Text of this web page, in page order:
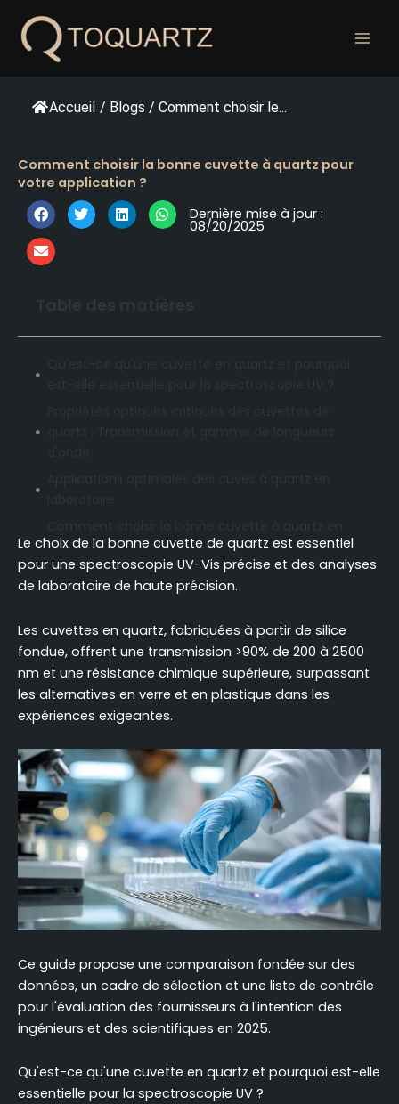
content
Accueil / Blogs / Comment choisir le...
Comment choisir la bonne cuvette à quartz pour
votre application ?
Dernière mise à jour :
08/20/2025
fonction de votre type d'expérience ?
Principaux avantages des cuves en quartz par
rapport aux autres matériaux
Cuvettes en quartz, en verre ou en plastique :
Tableau de comparaison des performances
Guide étape par étape pour choisir le meilleur
matériau de cuvette en fonction de vos besoins
Facteurs clés à prendre en compte lors de l'achat
Comment évaluer les fournisseurs de cuvettes en
quartz de haute qualité ?
Tests de qualité essentiels pour les cuvettes en
quartz à la livraison
FAQ (Foire aux questions)
Le choix de la bonne cuvette de quartz est essentiel
pour une spectroscopie UV-Vis précise et des analyses
de laboratoire de haute précision.
Les cuvettes en quartz, fabriquées à partir de silice
fondue, offrent une transmission >90% de 200 à 2500
nm et une résistance chimique supérieure, surpassant
les alternatives en verre et en plastique dans les
expériences exigeantes.
Ce guide propose une comparaison fondée sur des
données, un cadre de sélection et une liste de contrôle
pour l'évaluation des fournisseurs à l'intention des
ingénieurs et des scientifiques en 2025.
Qu'est-ce qu'une cuvette en quartz et pourquoi est-elle
essentielle pour la spectroscopie UV ?